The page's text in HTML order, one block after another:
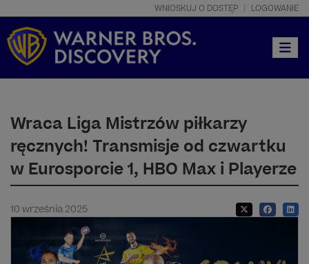
WNIOSKUJ O DOSTĘP LOGOWANIE
Wraca Liga Mistrzów piłkarzy
ręcznych! Transmisje od czwartku
w Eurosporcie 1, HBO Max i Playerze
10 września 2025